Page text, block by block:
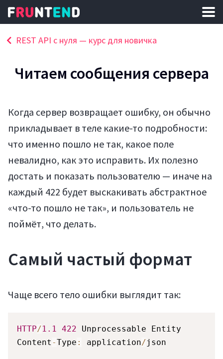
REST API с нуля — курс для новичка
Читаем сообщения сервера
Когда сервер возвращает ошибку, он обычно
прикладывает в теле какие-то подробности:
что именно пошло не так, какое поле
невалидно, как это исправить. Их полезно
достать и показать пользователю — иначе на
каждый 422 будет выскакивать абстрактное
«что-то пошло не так», и пользователь не
поймёт, что делать.
Самый частый формат
Чаще всего тело ошибки выглядит так:
HTTP/1.1 422 Unprocessable Entity
Content -Type : application/json